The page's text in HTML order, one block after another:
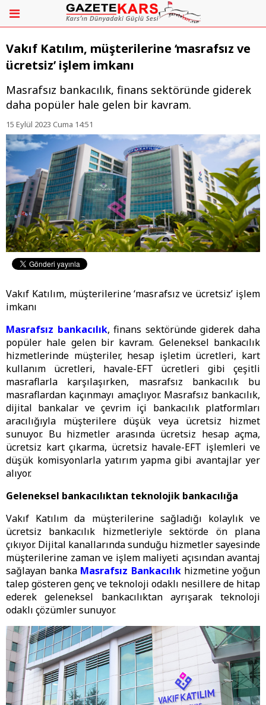
Vakıf Katılım, müşterilerine ‘masrafsız ve
ücretsiz’ işlem imkanı
​​​​​​​Masrafsız bankacılık, finans sektöründe giderek
daha popüler hale gelen bir kavram.
15 Eylül 2023 Cuma 14:51
Vakıf Katılım, müşterilerine ‘masrafsız ve ücretsiz’ işlem
imkanı
Masrafsız bankacılık, finans sektöründe giderek daha
popüler hale gelen bir kavram. Geleneksel bankacılık
hizmetlerinde müşteriler, hesap işletim ücretleri, kart
kullanım ücretleri, havale-EFT ücretleri gibi çeşitli
masraflarla karşılaşırken, masrafsız bankacılık bu
masraflardan kaçınmayı amaçlıyor. Masrafsız bankacılık,
dijital bankalar ve çevrim içi bankacılık platformları
aracılığıyla müşterilere düşük veya ücretsiz hizmet
sunuyor. Bu hizmetler arasında ücretsiz hesap açma,
ücretsiz kart çıkarma, ücretsiz havale-EFT işlemleri ve
düşük komisyonlarla yatırım yapma gibi avantajlar yer
alıyor.
Geleneksel bankacılıktan teknolojik bankacılığa
Vakıf Katılım da müşterilerine sağladığı kolaylık ve
ücretsiz bankacılık hizmetleriyle sektörde ön plana
çıkıyor. Dijital kanallarında sunduğu hizmetler sayesinde
müşterilerine zaman ve işlem maliyeti açısından avantaj
sağlayan banka Masrafsız Bankacılıkhizmetine yoğun
talep gösteren genç ve teknoloji odaklı nesillere de hitap
ederek geleneksel bankacılıktan ayrışarak teknoloji
odaklı çözümler sunuyor.